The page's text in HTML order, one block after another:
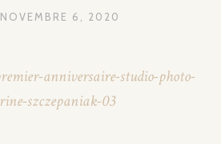
NOVEMBRE 6, 2020